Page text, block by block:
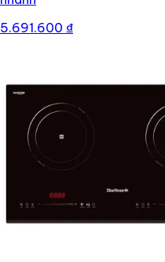
5.691.600 ₫